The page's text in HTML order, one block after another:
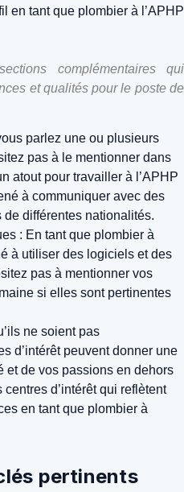
en tant que plombier à l’APHP
complémentaires qui
et qualités pour le poste de
parlez une ou plusieurs
pas à le mentionner dans
atout pour travailler à l’APHP
à communiquer avec des
différentes nationalités.
: En tant que plombier à
à utiliser des logiciels et des
pas à mentionner vos
si elles sont pertinentes
ne soient pas
d’intérêt peuvent donner une
et de vos passions en dehors
d’intérêt qui reflètent
en tant que plombier à
pertinents